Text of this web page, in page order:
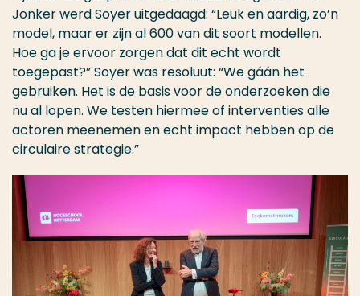
Jonker werd Soyer uitgedaagd: “Leuk en aardig, zo’n
model, maar er zijn al 600 van dit soort modellen.
Hoe ga je ervoor zorgen dat dit echt wordt
toegepast?” Soyer was resoluut: “We gáán het
gebruiken. Het is de basis voor de onderzoeken die
nu al lopen. We testen hiermee of interventies alle
actoren meenemen en echt impact hebben op de
circulaire strategie.”